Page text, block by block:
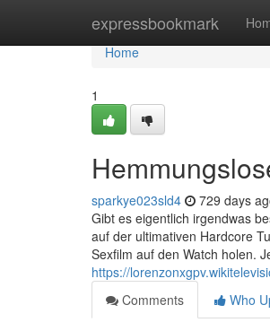
expressbookmark
Home
Home
1
sparkye023sld4 729 days
Gibt es eigentlich irgendwas
auf der ultimativen Hardcore
Sexfilm auf den Watch holen.
https://
Comments
Who